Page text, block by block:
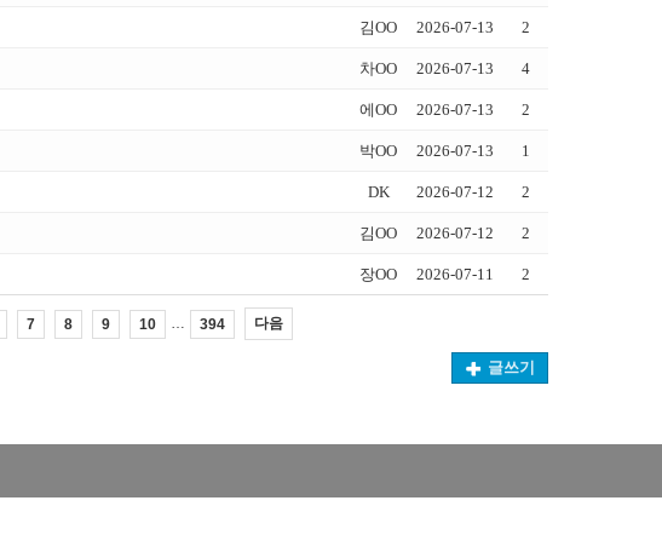
김OO 2026-07-13 2
차OO 2026-07-13 4
에OO 2026-07-13 2
박OO 2026-07-13 1
DK 2026-07-12 2
김OO 2026-07-12 2
장OO 2026-07-11 2
7 8 9 10 394 다음
글쓰기